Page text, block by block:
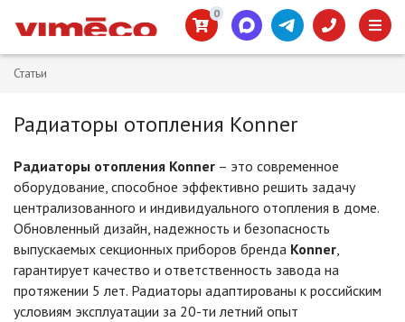
0
Статьи
Радиаторы отопления Konner
Радиаторы отопления Konner – это современное
оборудование, способное эффективно решить задачу
централизованного и индивидуального отопления в доме.
Обновленный дизайн, надежность и безопасность
выпускаемых секционных приборов бренда Konner,
гарантирует качество и ответственность завода на
протяжении 5 лет. Радиаторы адаптированы к российским
условиям эксплуатации за 20-ти летний опыт